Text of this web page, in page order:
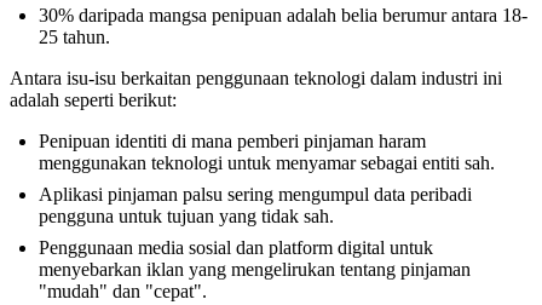
30% daripada mangsa penipuan adalah belia berumur antara 18-
25 tahun.
Antara isu-isu berkaitan penggunaan teknologi dalam industri ini
adalah seperti berikut:
Penipuan identiti di mana pemberi pinjaman haram
menggunakan teknologi untuk menyamar sebagai entiti sah.
Aplikasi pinjaman palsu sering mengumpul data peribadi
pengguna untuk tujuan yang tidak sah.
Penggunaan media sosial dan platform digital untuk
menyebarkan iklan yang mengelirukan tentang pinjaman
"mudah" dan "cepat".